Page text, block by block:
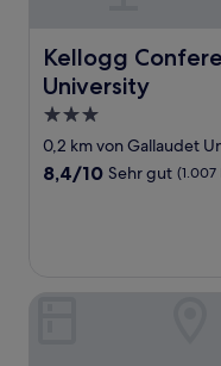
Kellogg
University
Kellogg
3.0-
Sterne-
Unterkunft
0,2 km von Gallaudet
8.4
Bewertungen)
8,4/10 Sehr gut